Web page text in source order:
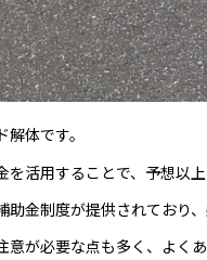
体です。
を活用することで、予想以
金制度が提供されており
意が必要な点も多く、よく